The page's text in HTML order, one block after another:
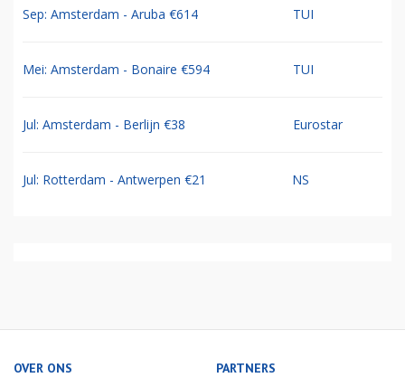
Sep: Amsterdam - Aruba €614 TUI
Mei: Amsterdam - Bonaire €594 TUI
Jul: Amsterdam - Berlijn €38 Eurostar
Jul: Rotterdam - Antwerpen €21 NS
OVER ONS PARTNERS